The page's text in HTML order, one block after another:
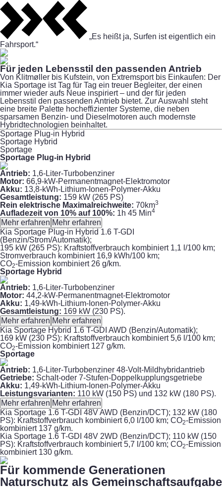
„Es heißt ja, Surfen ist eigentlich ein
Fahrsport.“
Für jeden Lebensstil den passenden Antrieb
Von Klitmøller bis Kufstein, von Extremsport bis Einkaufen: Der
Kia Sportage ist Tag für Tag ein treuer Begleiter, der einen
immer wieder aufs Neue inspiriert – und der für jeden
Lebensstil den passenden Antrieb bietet. Zur Auswahl steht
eine breite Palette hocheffizienter Systeme, die neben
sparsamen Benzin- und Dieselmotoren auch modernste
Hybridtechnologien beinhaltet.
Sportage Plug-in Hybrid
Sportage Hybrid
Sportage
Sportage Plug-in Hybrid
Antrieb: 1,6-Liter-Turbobenziner
Motor: 66,9-kW-Permanentmagnet-Elektromotor
Akku: 13,8-kWh-Lithium-Ionen-Polymer-Akku
Gesamtleistung: 159 kW (265 PS)
Rein elektrische Maximalreichweite: 70km3
Aufladezeit von 10% auf 100%: 1h 45 Min4
Mehr erfahren Mehr erfahren
Kia Sportage Plug-in Hybrid 1.6 T-GDI
(Benzin/Strom/Automatik);
195 kW (265 PS): Kraftstoffverbrauch kombiniert 1,1 l/100 km;
Stromverbrauch kombiniert 16,9 kWh/100 km;
CO2-Emission kombiniert 26 g/km.
Sportage Hybrid
Antrieb: 1,6-Liter-Turbobenziner
Motor: 44,2-kW-Permanentmagnet-Elektromotor
Akku: 1,49-kWh-Lithium-Ionen-Polymer-Akku
Gesamtleistung: 169 kW (230 PS).
Mehr erfahren Mehr erfahren
Kia Sportage Hybrid 1.6 T-GDI AWD (Benzin/Automatik);
169 kW (230 PS): Kraftstoffverbrauch kombiniert 5,6 l/100 km;
CO2-Emission kombiniert 127 g/km.
Sportage
Antrieb: 1,6-Liter-Turbobenziner 48-Volt-Mildhybridantrieb
Getriebe: Schalt-oder 7-Stufen-Doppelkupplungsgetriebe
Akku: 1,49-kWh-Lithium-Ionen-Polymer-Akku
Leistungsvarianten: 110 kW (150 PS) und 132 kW (180 PS).
Mehr erfahren Mehr erfahren
Kia Sportage 1.6 T-GDI 48V AWD (Benzin/DCT); 132 kW (180
PS): Kraftstoffverbrauch kombiniert 6,0 l/100 km; CO2-Emission
kombiniert 137 g/km.
Kia Sportage 1.6 T-GDI 48V 2WD (Benzin/DCT); 110 kW (150
PS): Kraftstoffverbrauch kombiniert 5,7 l/100 km; CO2-Emission
kombiniert 130 g/km.
Für kommende Generationen
Naturschutz als Gemeinschaftsaufgabe